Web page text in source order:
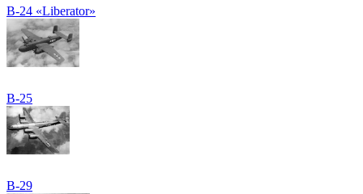
B-24 «Liberator»
B-25
B-29